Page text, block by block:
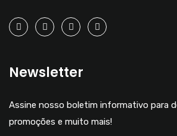
Newsletter
Assine nosso boletim informativo para
promoções e muito mais!